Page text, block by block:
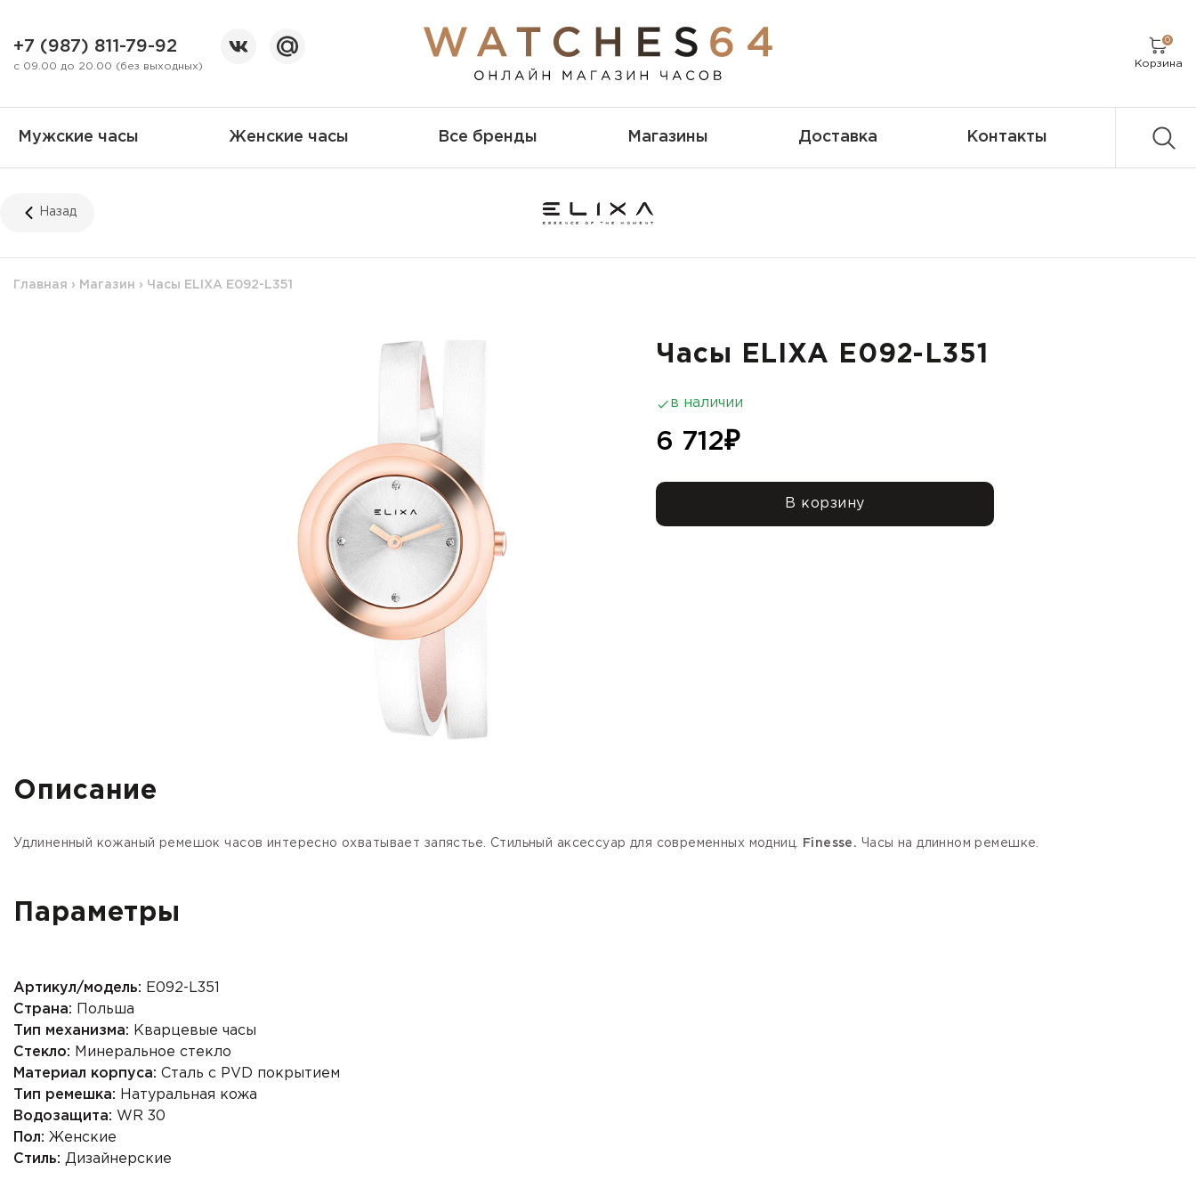
+7 (987) 811-79-92
с 09.00 до 20.00 (без выходных)
0
Корзина
Мужские часы Женские часы Все бренды Магазины Доставка Контакты
Назад
Главная › Магазин › Часы ELIXA E092-L351
Часы ELIXA E092-L351
в наличии
6 712₽
В корзину
Описание
Удлиненный кожаный ремешок часов интересно охватывает запястье. Стильный аксессуар для современных модниц. Finesse. Часы на длинном ремешке.
Параметры
Артикул/модель: E092-L351
Страна: Польша
Тип механизма: Кварцевые часы
Стекло: Минеральное стекло
Материал корпуса: Сталь с PVD покрытием
Тип ремешка: Натуральная кожа
Водозащита: WR 30
Пол: Женские
Стиль: Дизайнерские